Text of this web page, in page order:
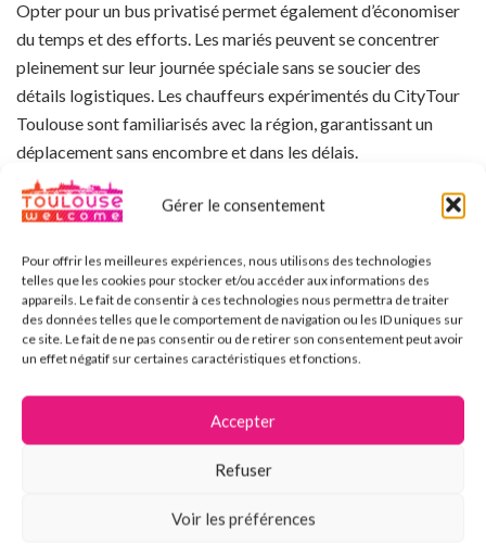
Gérer le consentement
Pour offrir les meilleures expériences, nous utilisons des technologies
telles que les cookies pour stocker et/ou accéder aux informations des
appareils. Le fait de consentir à ces technologies nous permettra de traiter
des données telles que le comportement de navigation ou les ID uniques sur
ce site. Le fait de ne pas consentir ou de retirer son consentement peut avoir
un effet négatif sur certaines caractéristiques et fonctions.
Accepter
Refuser
Voir les préférences
Opter pour un bus privatisé permet également d’économiser
du temps et des efforts. Les mariés peuvent se concentrer
pleinement sur leur journée spéciale sans se soucier des
détails logistiques. Les chauffeurs expérimentés du CityTour
Toulouse sont familiarisés avec la région, garantissant un
déplacement sans encombre et dans les délais.
Expérience touristique personnalisée :
privatisant le bus CityTour, les mariés ont l’opportunité
d’offrir à leurs invités une expérience touristique
personnalisée. Que ce soit en passant par les rues pavées du
centre-ville, en explorant les berges de la Garonne ou en
instant devient une aventure. Vous pourrez ainsi faire profiter
à vos convives le circuit (durée 1h05) avec les audio-guides en
8 langues : FR, UK, ES, IT, AL, RU, CH et JA. Chacun pouvant
des familles internationale qui ne connaissent pas forcement